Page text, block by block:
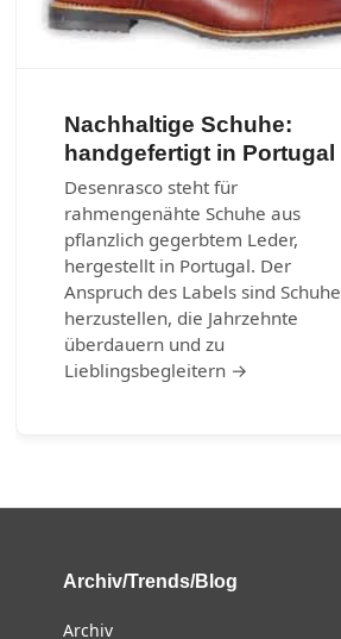
Nachhaltige Schuhe:
handgefertigt in Portugal
Desenrasco steht für
rahmengenähte Schuhe aus
pflanzlich gegerbtem Leder,
hergestellt in Portugal. Der
Anspruch des Labels sind Schuhe
herzustellen, die Jahrzehnte
überdauern und zu
Lieblingsbegleitern →
Archiv/Trends/Blog
Archiv